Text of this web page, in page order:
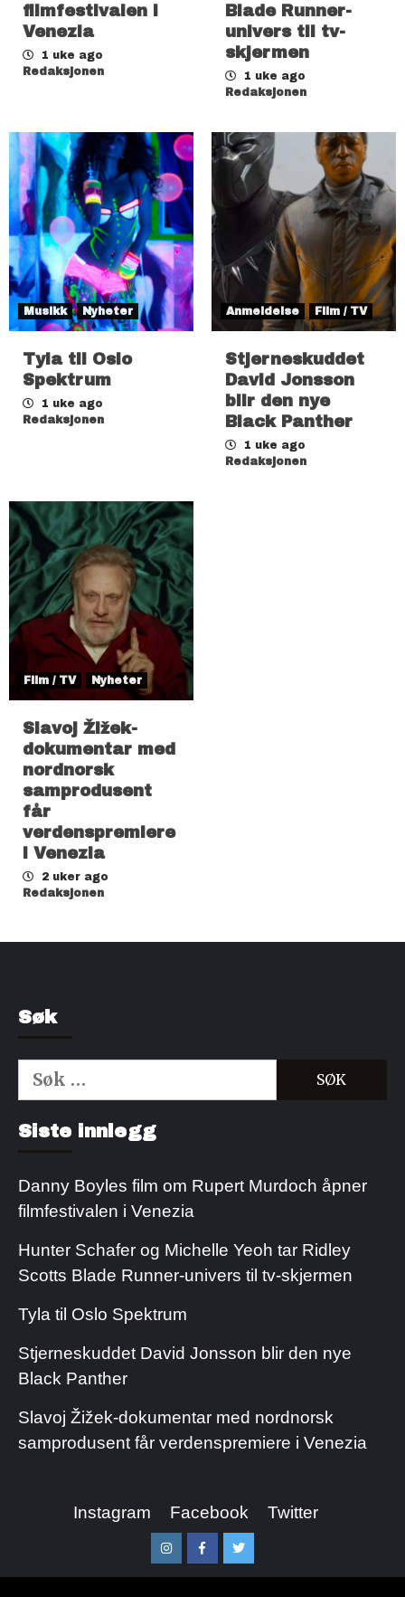
filmfestivalen i
Venezia
1 uke ago
Redaksjonen
Blade Runner-
univers til tv-
skjermen
1 uke ago
Redaksjonen
Musikk Nyheter
Tyla til Oslo
Spektrum
1 uke ago
Redaksjonen
Anmeldelse Film / TV
Stjerneskuddet
David Jonsson
blir den nye
Black Panther
1 uke ago
Redaksjonen
Film / TV Nyheter
Slavoj Žižek-
dokumentar med
nordnorsk
samprodusent
får
verdenspremiere
i Venezia
2 uker ago
Redaksjonen
Søk
Søk
etter:
Siste innlegg
Danny Boyles film om Rupert Murdoch åpner
filmfestivalen i Venezia
Hunter Schafer og Michelle Yeoh tar Ridley
Scotts Blade Runner-univers til tv-skjermen
Tyla til Oslo Spektrum
Stjerneskuddet David Jonsson blir den nye
Black Panther
Slavoj Žižek-dokumentar med nordnorsk
samprodusent får verdenspremiere i Venezia
Instagram Facebook Twitter
InstagramFacebookTwitter